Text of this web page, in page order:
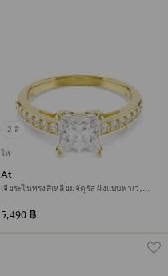
2 สี
ใหม่
Attract แหวน
เจียระไนทรงสี่เหลี่ยมจัตุรัส ฝังแบบพาเว่,
5,490 ฿